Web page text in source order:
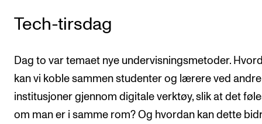
Tech-tirsdag
Dag to var temaet nye undervisningsmetoder.
kan vi koble sammen studenter og lærere ved andre
institusjoner gjennom digitale verktøy, slik at det
om man er i samme rom? Og hvordan kan dette